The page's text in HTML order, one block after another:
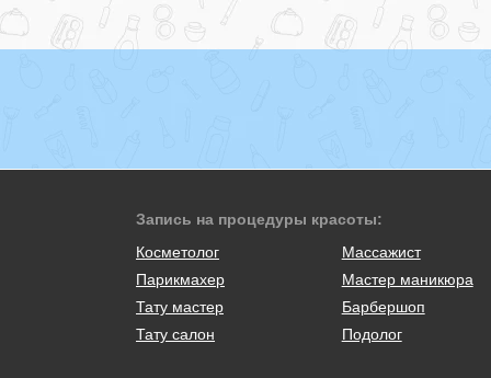
Запись на процедуры красоты:
Косметолог
Массажист
Парикмахер
Мастер маникюра
Тату мастер
Барбершоп
Тату салон
Подолог